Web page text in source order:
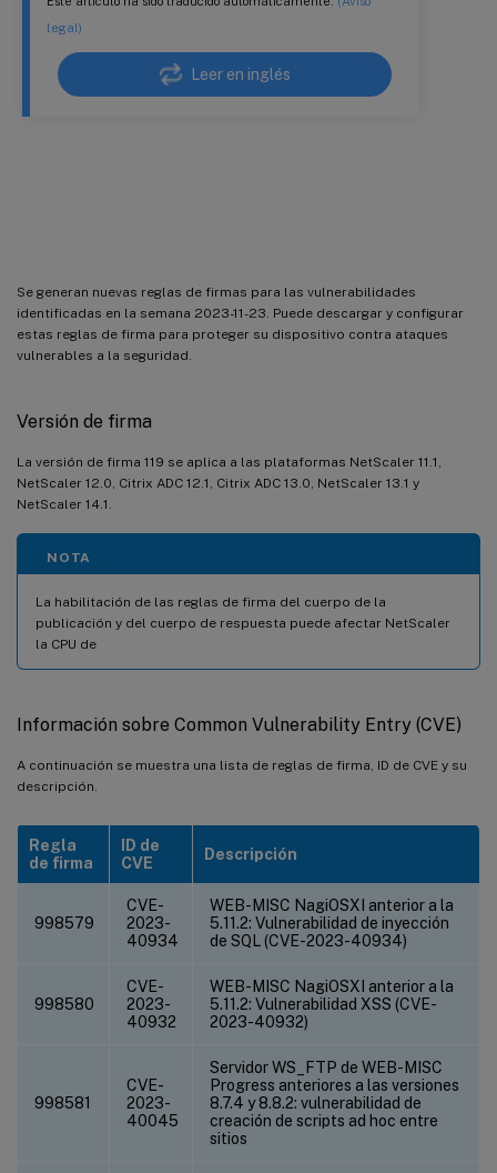
legal)
Leer en inglés
Se generan nuevas reglas de firmas para las vulnerabilidades
identificadas en la semana 2023-11-23. Puede descargar y configurar
estas reglas de firma para proteger su dispositivo contra ataques
vulnerables a la seguridad.
Versión de firma
La versión de firma 119 se aplica a las plataformas NetScaler 11.1,
NetScaler 12.0, Citrix ADC 12.1, Citrix ADC 13.0, NetScaler 13.1 y
NetScaler 14.1.
NOTA
La habilitación de las reglas de firma del cuerpo de la
publicación y del cuerpo de respuesta puede afectar NetScaler
la CPU de
Información sobre Common Vulnerability Entry (CVE)
A continuación se muestra una lista de reglas de firma, ID de CVE y su
descripción.
Regla
de firma
ID de
CVE
Descripción
998579
CVE-
2023-
40934
WEB-MISC NagiOSXI anterior a la
5.11.2: Vulnerabilidad de inyección
de SQL (CVE-2023-40934)
998580
CVE-
2023-
40932
WEB-MISC NagiOSXI anterior a la
5.11.2: Vulnerabilidad XSS (CVE-
2023-40932)
998581
CVE-
2023-
40045
Servidor WS_FTP de WEB-MISC
Progress anteriores a las versiones
8.7.4 y 8.8.2: vulnerabilidad de
creación de scripts ad hoc entre
sitios